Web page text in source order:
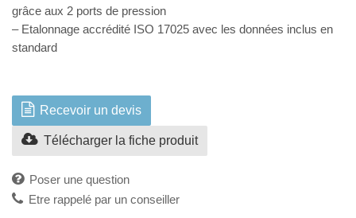
grâce aux 2 ports de pression
– Etalonnage accrédité ISO 17025 avec les données inclus en
standard
Recevoir un devis
Télécharger la fiche produit
Poser une question
Etre rappelé par un conseiller